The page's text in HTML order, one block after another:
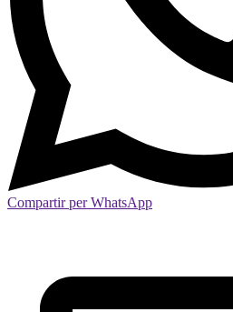
Compartir per WhatsApp